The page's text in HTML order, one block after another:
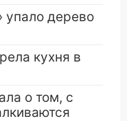
упало дерево
кухня в
о том, с